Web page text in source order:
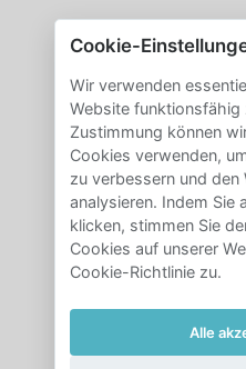
Cookie-
Wir verwenden
Website
Zustimmung können
Cookies verwenden,
zu verbessern und
analysieren. Indem Sie
klicken, stimmen Sie
Cookies auf unserer
Cookie-Richtlinie zu.
Alle